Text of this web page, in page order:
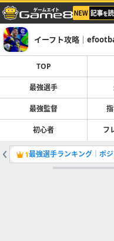
イーフト攻略｜
TOP
最強選手
最強監督
初心者 フ
1最強選手ランキング｜ポ